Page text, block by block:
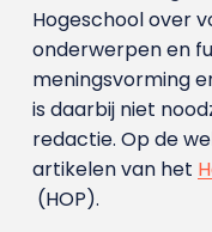
Hogeschool over
onderwerpen en
meningsvorming
is daarbij niet
redactie. Op de
artikelen van het
(HOP).